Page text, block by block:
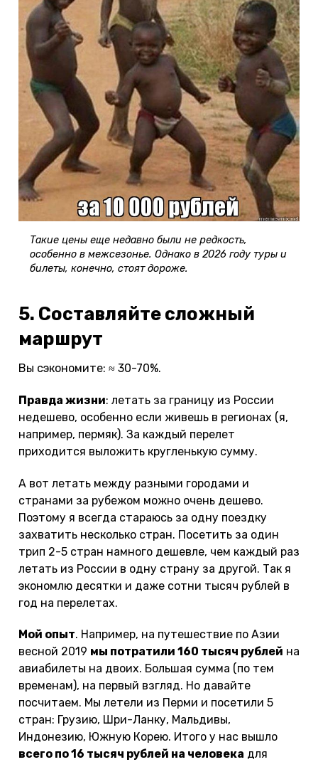
Такие цены еще недавно были не редкость,
особенно в межсезонье. Однако в 2026 году туры и
билеты, конечно, стоят дороже.
5. Составляйте сложный
маршрут
Вы сэкономите: ≈ 30-70%.
Правда жизни: летать за границу из России
недешево, особенно если живешь в регионах (я,
например, пермяк). За каждый перелет
приходится выложить кругленькую сумму.
А вот летать между разными городами и
странами за рубежом можно очень дешево.
Поэтому я всегда стараюсь за одну поездку
захватить несколько стран. Посетить за один
трип 2-5 стран намного дешевле, чем каждый раз
летать из России в одну страну за другой. Так я
экономлю десятки и даже сотни тысяч рублей в
год на перелетах.
Мой опыт. Например, на путешествие по Азии
весной 2019 мы потратили 160 тысяч рублей на
авиабилеты на двоих. Большая сумма (по тем
временам), на первый взгляд. Но давайте
посчитаем. Мы летели из Перми и посетили 5
стран: Грузию, Шри-Ланку, Мальдивы,
Индонезию, Южную Корею. Итого у нас вышло
всего по 16 тысяч рублей на человека для